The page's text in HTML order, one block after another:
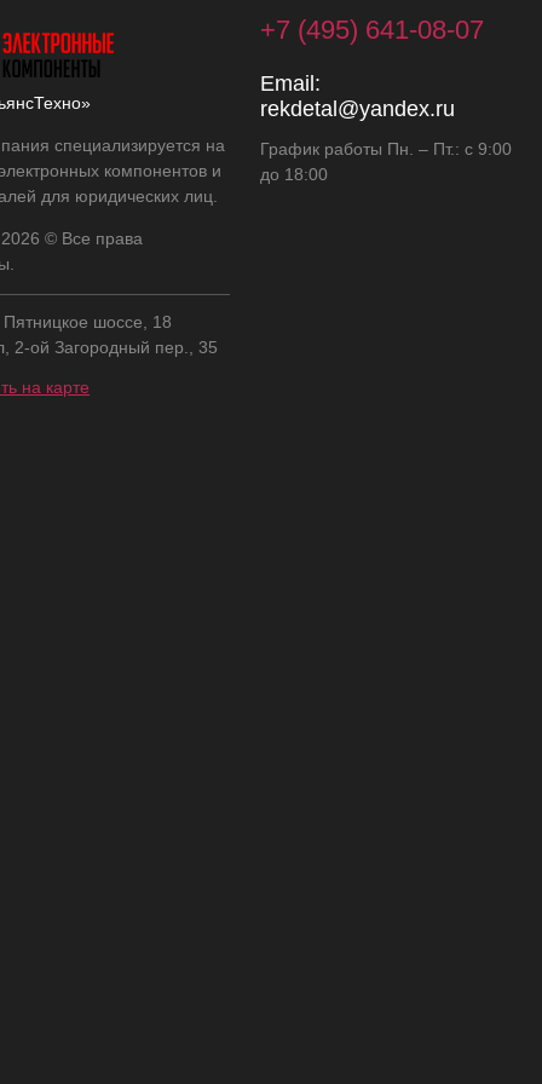
специализируется на
компонентов и
для юридических лиц.
© Все права
Пятницкое шоссе, 18
2-ой Загородный пер., 35
на карте
+7 (495) 641-08-07
Email:
rekdetal@yandex.ru
График работы Пн. – Пт.: с 9:00
до 18:00